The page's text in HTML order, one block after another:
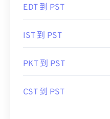
EDT 到 PST
IST 到 PST
PKT 到 PST
CST 到 PST